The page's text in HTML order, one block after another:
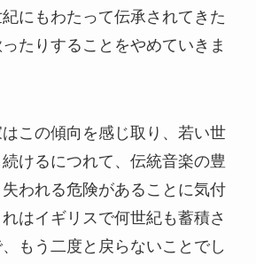
にもわたって伝承されてきた
たりすることをやめていきま
この傾向を感じ取り、若い世
けるにつれて、伝統音楽の豊
われる危険があることに気付
はイギリスで何世紀も蓄積さ
もう二度と戻らないことでし